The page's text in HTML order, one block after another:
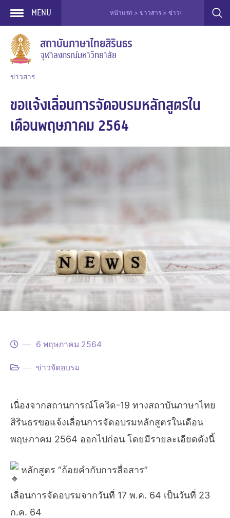
Skip
content
MENU หน้าแรก > ข่าวสาร > ข่าวจัดอบรม > ขอแจ้ง
สถาบันภาษาไทยสิรินธร
จุฬาลงกรณ์มหาวิทยาลัย
ข่าวสาร
ขอแจ้งเลื่อนการจัดอบรมหลักสูตรใน
เดือนพฤษภาคม 2564
6 พฤษภาคม 2564
ข่าวจัดอบรม
เนื่องจากสถานการณ์โควิด-19 ทางสถาบันภาษาไทย
สิรินธรขอแจ้งเลื่อนการจัดอบรมหลักสูตรในเดือน
พฤษภาคม 2564 ออกไปก่อน โดยมีรายละเอียดดังนี้
หลักสูตร “ถ้อยคำกับการสื่อสาร”
เลื่อนการจัดอบรมจากวันที่ 17 พ.ค. 64 เป็นวันที่ 23
ก.ค. 64